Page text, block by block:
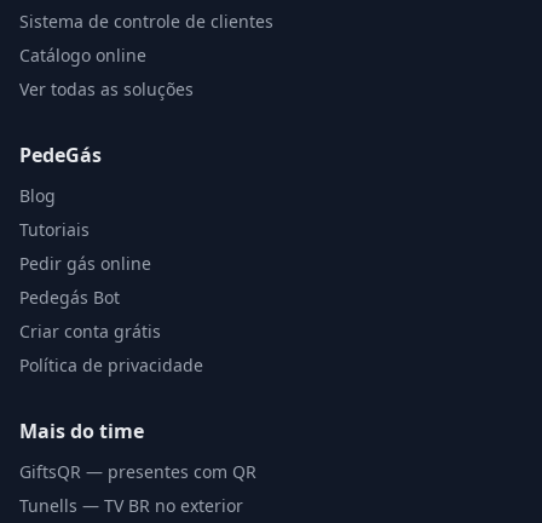
Sistema de controle de clientes
Catálogo online
Ver todas as soluções
PedeGás
Blog
Tutoriais
Pedir gás online
Pedegás Bot
Criar conta grátis
Política de privacidade
Mais do time
GiftsQR — presentes com QR
Tunells — TV BR no exterior